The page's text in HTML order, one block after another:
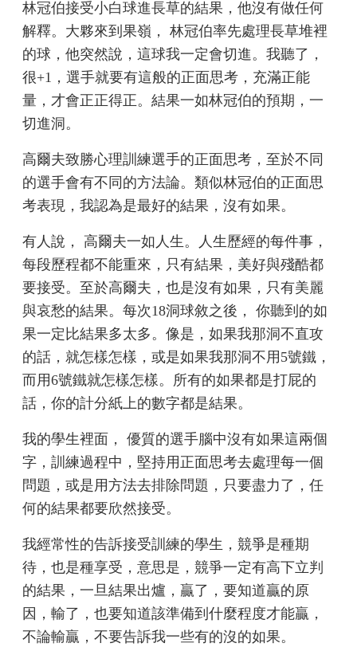
林冠伯接受小白球進長草的結果，他沒有做任何
解釋。大夥來到果嶺， 林冠伯率先處理長草堆裡
的球，他突然說，這球我一定會切進。我聽了，
很+1，選手就要有這般的正面思考，充滿正能
量，才會正正得正。結果一如林冠伯的預期，一
切進洞。
高爾夫致勝心理訓練選手的正面思考，至於不同
的選手會有不同的方法論。類似林冠伯的正面思
考表現，我認為是最好的結果，沒有如果。
有人說， 高爾夫一如人生。人生歷經的每件事，
每段歷程都不能重來，只有結果，美好與殘酷都
要接受。至於高爾夫，也是沒有如果，只有美麗
與哀愁的結果。每次18洞球敘之後， 你聽到的如
果一定比結果多太多。像是，如果我那洞不直攻
的話，就怎樣怎樣，或是如果我那洞不用5號鐵，
而用6號鐵就怎樣怎樣。所有的如果都是打屁的
話，你的計分紙上的數字都是結果。
我的學生裡面， 優質的選手腦中沒有如果這兩個
字，訓練過程中，堅持用正面思考去處理每一個
問題，或是用方法去排除問題，只要盡力了，任
何的結果都要欣然接受。
我經常性的告訴接受訓練的學生，競爭是種期
待，也是種享受，意思是，競爭一定有高下立判
的結果，一旦結果出爐，贏了，要知道贏的原
因，輸了，也要知道該準備到什麼程度才能贏，
不論輸贏，不要告訴我一些有的沒的如果。